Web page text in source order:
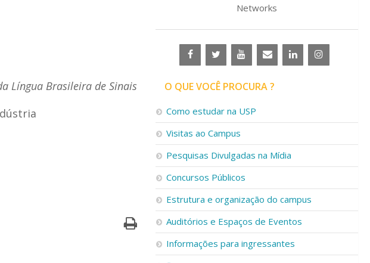
Língua Brasileira de Sinais
Networks
O QUE VOCÊ PROCURA ?
Como estudar na USP
Visitas ao Campus
Pesquisas Divulgadas na Mídia
Concursos Públicos
Estrutura e organização do campus
Auditórios e Espaços de Eventos
Informações para ingressantes